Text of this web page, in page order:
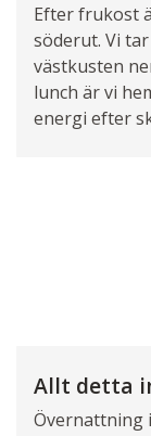
Efter frukost
söderut. Vi
västkusten
lunch är vi
energi efter
Allt detta
Övernattning